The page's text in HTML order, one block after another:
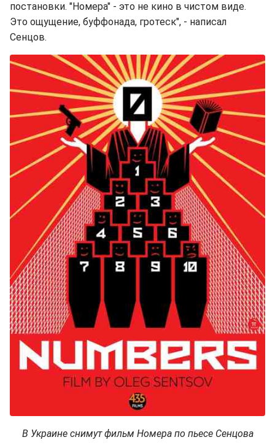
постановки. "Номера" - это не кино в чистом виде.
Это ощущение, буффонада, гротеск", - написал
Сенцов.
В Украине снимут фильм Номера по пьесе Сенцова